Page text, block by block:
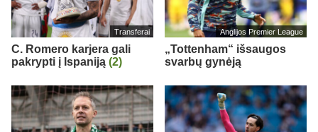
Transferai
C. Romero karjera gali
pakrypti į Ispaniją (2)
Anglijos Premier League
„Tottenham“ išsaugos
svarbų gynėją